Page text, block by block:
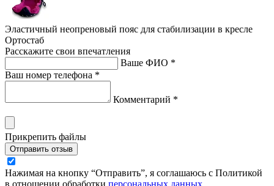
Эластичный неопреновый пояс для стабилизации в кресле
Ортостаб
Расскажите свои впечатления
Ваше ФИО *
Ваш номер телефона *
Комментарий *
Прикрепить файлы
Отправить отзыв
Нажимая на кнопку “Отправить”, я соглашаюсь с Политикой
в отношении обработки персональных данных